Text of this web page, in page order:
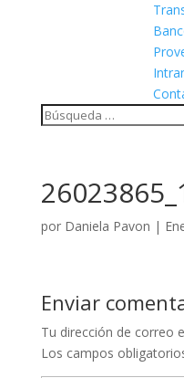
por Daniela Pavon |
Enviar
Tu dirección de correo
Los campos